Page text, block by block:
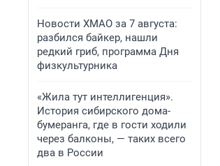
Новости ХМАО за 7 августа:
разбился байкер, нашли
редкий гриб, программа Дня
физкультурника
«Жила тут интеллигенция».
История сибирского дома-
бумеранга, где в гости ходили
через балконы, — таких всего
два в России